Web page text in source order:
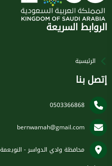
الروابط السريعة
الرئيسية
إتصل بنا
0503366868
bernwamah@gmail.com
محافظة وادي الدواسر - النويعمة